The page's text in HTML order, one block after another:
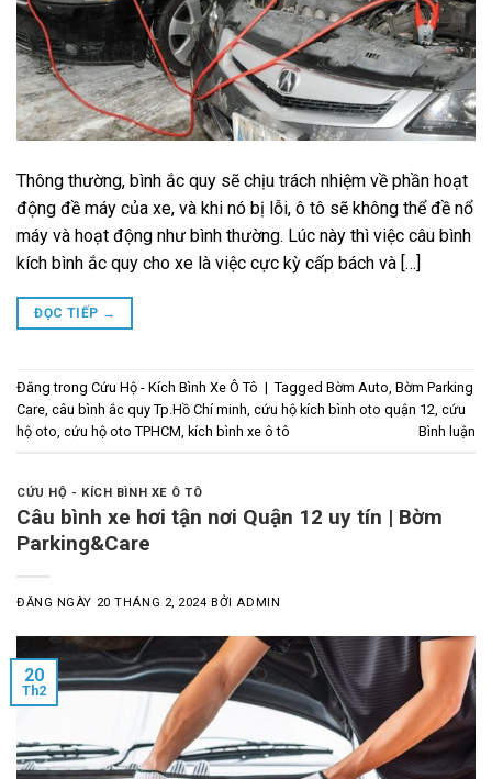
Thông thường, bình ắc quy sẽ chịu trách nhiệm về phần hoạt
động đề máy của xe, và khi nó bị lỗi, ô tô sẽ không thể đề nổ
máy và hoạt động như bình thường. Lúc này thì việc câu bình
kích bình ắc quy cho xe là việc cực kỳ cấp bách và […]
ĐỌC TIẾP →
Đăng trong Cứu Hộ - Kích Bình Xe Ô Tô | Tagged Bờm Auto Bờm Parking
Care câu bình ắc quy Tp.Hồ Chí minh cứu hộ kích bình oto quận 12 cứu
hộ oto cứu hộ oto TPHCM kích bình xe ô tô Bình luận
CỨU HỘ - KÍCH BÌNH XE Ô TÔ
Câu bình xe hơi tận nơi Quận 12 uy tín | Bờm
Parking&Care
ĐĂNG NGÀY 20 THÁNG 2, 2024 BỞIADMIN
20
Th2